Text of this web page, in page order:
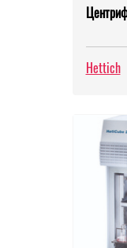
Hettich